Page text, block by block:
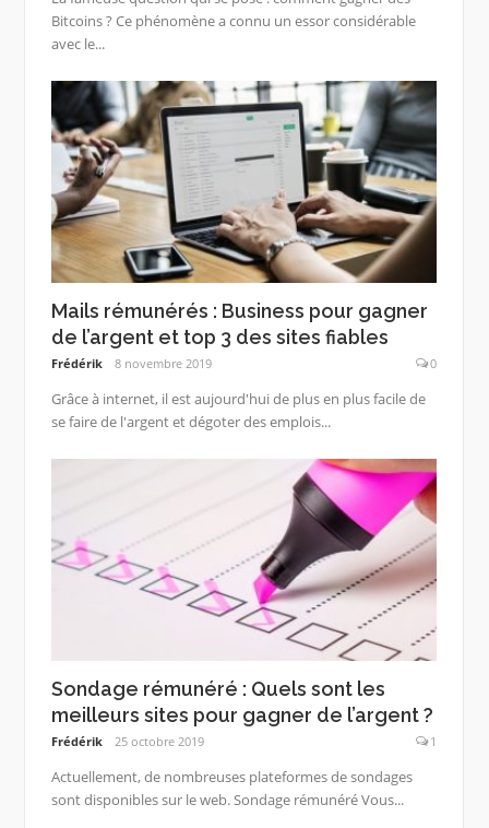
Bitcoins ? Ce phénomène a connu un essor considérable
avec le...
Mails rémunérés : Business pour gagner
de l’argent et top 3 des sites fiables
Frédérik 8 novembre 2019 0
Grâce à internet, il est aujourd'hui de plus en plus facile de
se faire de l'argent et dégoter des emplois...
Sondage rémunéré : Quels sont les
meilleurs sites pour gagner de l’argent ?
Frédérik 25 octobre 2019 1
Actuellement, de nombreuses plateformes de sondages
sont disponibles sur le web. Sondage rémunéré Vous...